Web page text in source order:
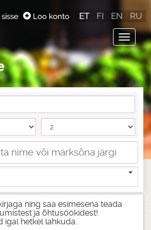
Toggle
Loo konto ET FI EN RU
ning saa esimesena teada
ja õhtusöökidest!
igal hetkel lahkuda.